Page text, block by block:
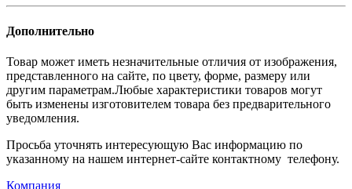
Дополнительно
Товар может иметь незначительные отличия от изображения,
представленного на сайте, по цвету, форме, размеру или
другим параметрам.Любые характеристики товаров могут
быть изменены изготовителем товара без предварительного
уведомления.
Просьба уточнять интересующую Вас информацию по
указанному на нашем интернет-сайте контактному телефону.
Компания